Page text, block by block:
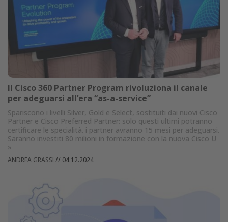
Il Cisco 360 Partner Program rivoluziona il canale
per adeguarsi all’era “as-a-service”
Spariscono i livelli Silver, Gold e Select, sostituiti dai nuovi Cisco
Partner e Cisco Preferred Partner: solo questi ultimi potranno
certificare le specialità. i partner avranno 15 mesi per adeguarsi.
Saranno investiti 80 milioni in formazione con la nuova Cisco U
»
ANDREA GRASSI // 04.12.2024